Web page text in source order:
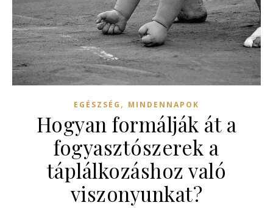
EGÉSZSÉG , MINDENNAPOK
Hogyan formálják át a
fogyasztószerek a
táplálkozáshoz való
viszonyunkat?